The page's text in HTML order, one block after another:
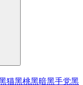
猫黑桃黑暗黑手党黑